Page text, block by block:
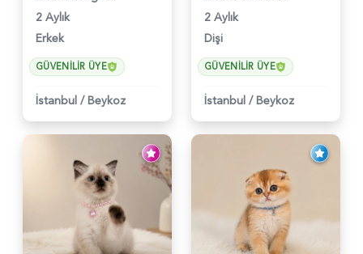
2 Aylık
Erkek
GÜVENILIR ÜYE
İstanbul / Beykoz
2 Aylık
Dişi
GÜVENILIR ÜYE
İstanbul / Beykoz